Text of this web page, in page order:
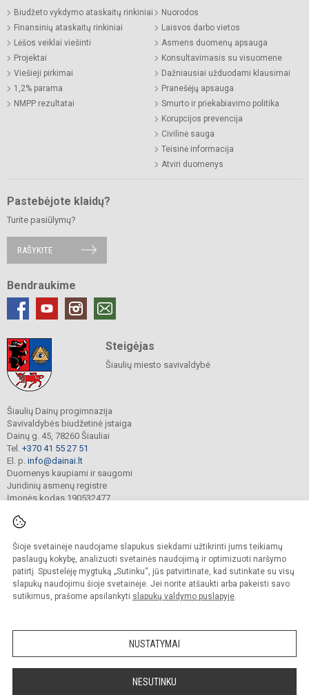
Šioje svetainėje naudojame slapukus siekdami užtikrinti jums teikiamų
paslaugų kokybę, analizuoti svetainės naudojimą ir optimizuoti naršymo
patirtį. Spustelėję mygtuką „Sutinku“, jūs patvirtinate, kad sutinkate su visų
slapukų naudojimu šioje svetainėje. Jei norite atšaukti arba pakeisti savo
sutikimus, prašome apsilankyti slapukų valdymo puslapyje.
NUSTATYMAI
NESUTINKU
Biudžeto vykdymo ataskaitų rinkiniai
Finansinių ataskaitų rinkiniai
Lėšos veiklai viešinti
Projektai
Viešieji pirkimai
1,2% parama
NMPP rezultatai
Nuorodos
Laisvos darbo vietos
Asmens duomenų apsauga
Konsultavimasis su visuomene
Dažniausiai užduodami klausimai
Pranešėjų apsauga
Smurto ir priekabiavimo politika
Korupcijos prevencija
Civilinė sauga
Teisinė informacija
Atviri duomenys
Pastebėjote klaidų?
Turite pasiūlymų?
RAŠYKITE
Bendraukime
Steigėjas
Šiaulių miesto savivaldybė
Šiaulių Dainų progimnazija
Savivaldybės biudžetinė įstaiga
Dainų g. 45, 78260 Šiauliai
Tel. +370 41 55 27 51
El. p. info@dainai.lt
Duomenys kaupiami ir saugomi
Juridinių asmenų registre
Įmonės kodas 190532477
© 2023. Šiaulių Dainų progimnazija. Visos teisės saugomos.
Kopijuoti turinį be raštiško gimnazijos sutikimo griežtai draudžiama.
Prieinamumo paraiška Slapukų politika
Sumanus būdas atnaujinti